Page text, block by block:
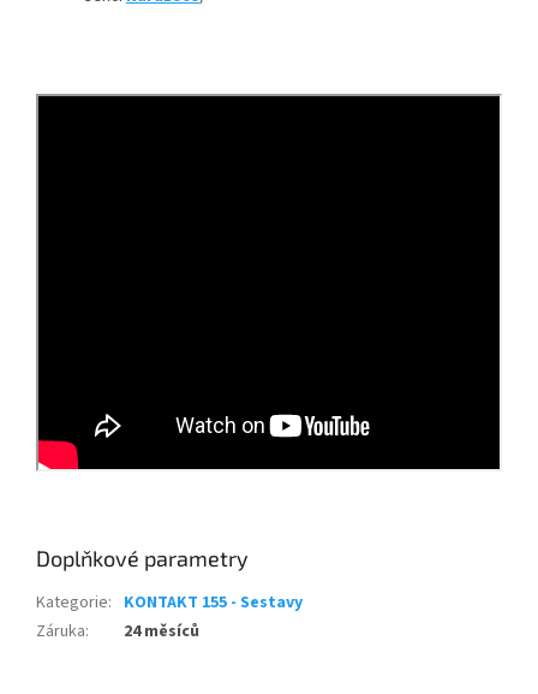
Doplňkové parametry
Kategorie: KONTAKT 155 - Sestavy
Záruka: 24 měsíců